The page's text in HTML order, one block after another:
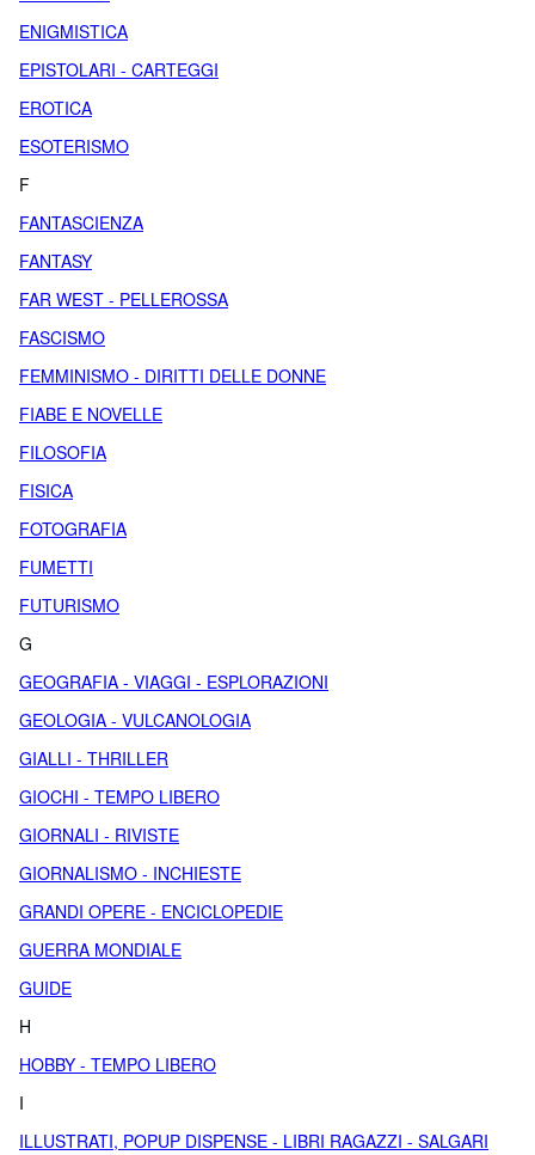
ENIGMISTICA
EPISTOLARI - CARTEGGI
EROTICA
ESOTERISMO
F
FANTASCIENZA
FANTASY
FAR WEST - PELLEROSSA
FASCISMO
FEMMINISMO - DIRITTI DELLE DONNE
FIABE E NOVELLE
FILOSOFIA
FISICA
FOTOGRAFIA
FUMETTI
FUTURISMO
G
GEOGRAFIA - VIAGGI - ESPLORAZIONI
GEOLOGIA - VULCANOLOGIA
GIALLI - THRILLER
GIOCHI - TEMPO LIBERO
GIORNALI - RIVISTE
GIORNALISMO - INCHIESTE
GRANDI OPERE - ENCICLOPEDIE
GUERRA MONDIALE
GUIDE
H
HOBBY - TEMPO LIBERO
I
ILLUSTRATI, POPUP DISPENSE - LIBRI RAGAZZI - SALGARI